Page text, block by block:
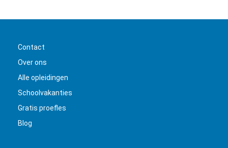
Contact
Over ons
Alle opleidingen
Schoolvakanties
Gratis proefles
Blog